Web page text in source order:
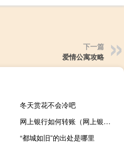
下一篇
爱情公寓攻略
冬天赏花不会冷吧
网上银行如何转账（网上银行如何转账）
“都城如旧”的出处是哪里